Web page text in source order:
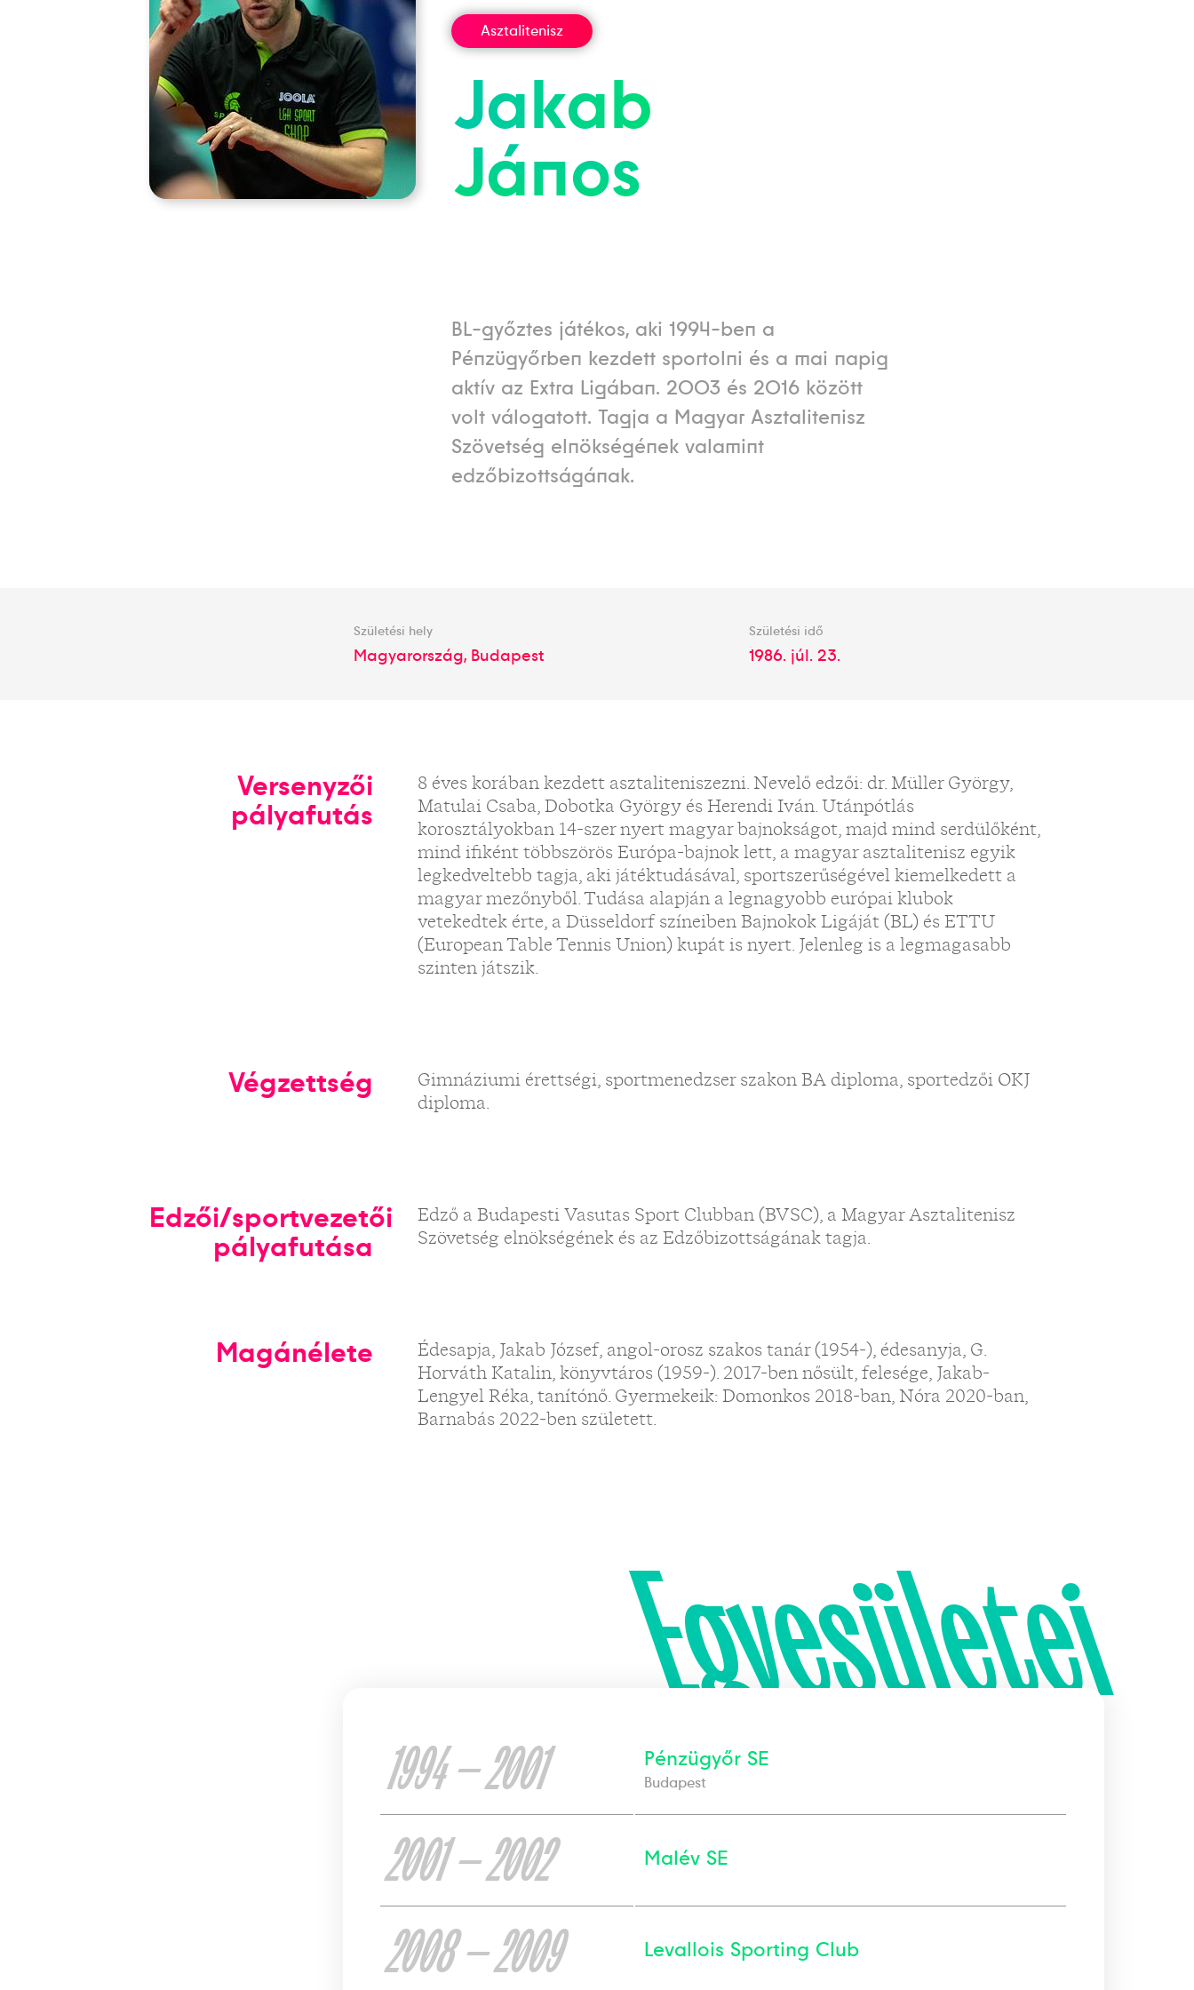
Asztalitenisz
Jakab
János
BL-győztes játékos, aki 1994-ben a
Pénzügyőrben kezdett sportolni és a mai napig
aktív az Extra Ligában. 2003 és 2016 között
volt válogatott. Tagja a Magyar Asztalitenisz
Szövetség elnökségének valamint
edzőbizottságának.
Születési hely
Magyarország, Budapest
Születési idő
1986. júl. 23.
Versenyzői
pályafutás
8 éves korában kezdett asztaliteniszezni. Nevelő edzői: dr. Müller György,
Matulai Csaba, Dobotka György és Herendi Iván. Utánpótlás
korosztályokban 14-szer nyert magyar bajnokságot, majd mind serdülőként,
mind ifiként többszörös Európa-bajnok lett, a magyar asztalitenisz egyik
legkedveltebb tagja, aki játéktudásával, sportszerűségével kiemelkedett a
magyar mezőnyből. Tudása alapján a legnagyobb európai klubok
vetekedtek érte, a Düsseldorf színeiben Bajnokok Ligáját (BL) és ETTU
(European Table Tennis Union) kupát is nyert. Jelenleg is a legmagasabb
szinten játszik.
Végzettség
Gimnáziumi érettségi, sportmenedzser szakon BA diploma, sportedzői OKJ
diploma.
Edzői/sportvezetői
pályafutása
Edző a Budapesti Vasutas Sport Clubban (BVSC), a Magyar Asztalitenisz
Szövetség elnökségének és az Edzőbizottságának tagja.
Magánélete
Édesapja, Jakab József, angol-orosz szakos tanár (1954-), édesanyja, G.
Horváth Katalin, könyvtáros (1959-). 2017-ben nősült, felesége, Jakab-
Lengyel Réka, tanítónő. Gyermekeik: Domonkos 2018-ban, Nóra 2020-ban,
Barnabás 2022-ben született.
Egyesületei
1994 — 2001 Pénzügyőr SE
Budapest
2001 — 2002 Malév SE
2008 — 2009 Levallois Sporting Club